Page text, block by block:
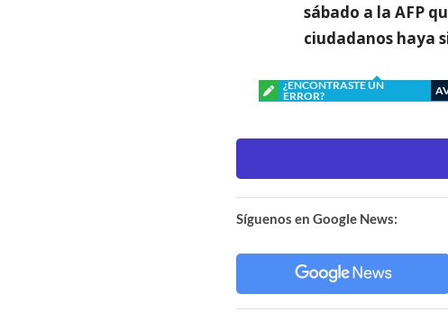
sábado a la AFP
ciudadanos haya
¿ENCONTRASTE UN
ERROR?
Síguenos en Google News: